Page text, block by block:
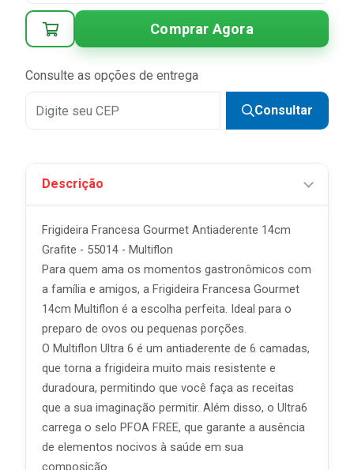
Comprar Agora
Consulte as opções de entrega
Consultar
Descrição
Frigideira Francesa Gourmet Antiaderente 14cm
Grafite - 55014 - Multiflon
Para quem ama os momentos gastronômicos com
a família e amigos, a Frigideira Francesa Gourmet
14cm Multiflon é a escolha perfeita. Ideal para o
preparo de ovos ou pequenas porções.
O Multiflon Ultra 6 é um antiaderente de 6 camadas,
que torna a frigideira muito mais resistente e
duradoura, permitindo que você faça as receitas
que a sua imaginação permitir. Além disso, o Ultra6
carrega o selo PFOA FREE, que garante a ausência
de elementos nocivos à saúde em sua
composição.